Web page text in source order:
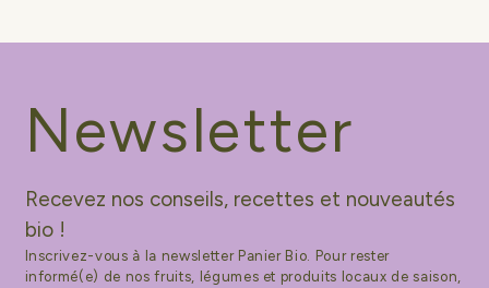
Newsletter
Recevez nos conseils, recettes et nouveautés
bio !
Inscrivez-vous à la newsletter Panier Bio. Pour rester
informé(e) de nos fruits, légumes et produits locaux de saison,